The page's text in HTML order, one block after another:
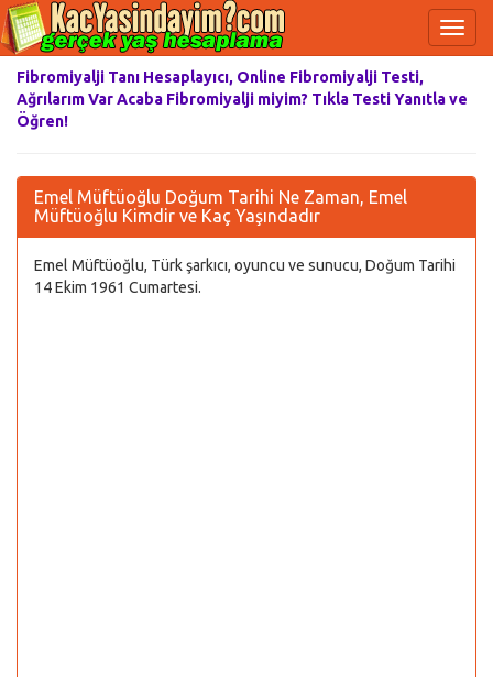
Fibromiyalji Tanı Hesaplayıcı, Online Fibromiyalji Testi,
Ağrılarım Var Acaba Fibromiyalji miyim? Tıkla Testi Yanıtla ve
Öğren!
Emel Müftüoğlu Doğum Tarihi Ne Zaman, Emel
Müftüoğlu Kimdir ve Kaç Yaşındadır
Emel Müftüoğlu, Türk şarkıcı, oyuncu ve sunucu, Doğum Tarihi
14 Ekim 1961 Cumartesi.